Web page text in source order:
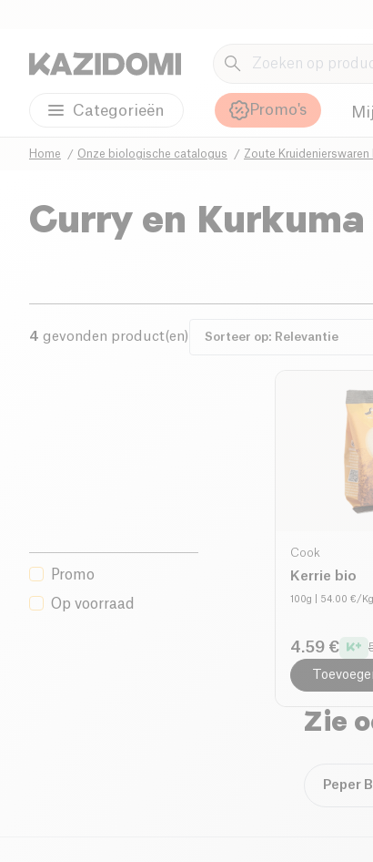
Categorieën Promo's
Home Onze biologische catalogus Zoute Kruidenierswaren
Curry en
4 gevonden product(en)
Promo
Op voorraad
Cook
Kerrie bio
100g | 54.00 €/Kg
4.59 €
Zie
Peper